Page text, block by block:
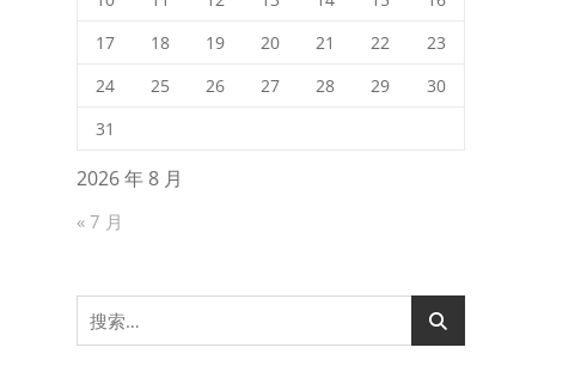
2026 年 8 月
17
18 19 20 21 22
23
24
25 26 27 28 29
30
31
« 7 月
搜
索：